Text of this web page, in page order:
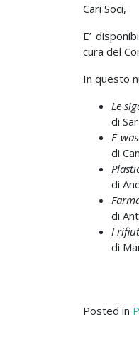
Cari Soci,
E’
cura del
In questo
Le
di
E-
di
di
di
I
di
Posted in